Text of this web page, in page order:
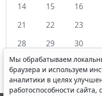
14
15 16
21
22 23
28
29 30
Мы обрабатываем
браузера и используем
аналитики в целях
работоспособности сайта,